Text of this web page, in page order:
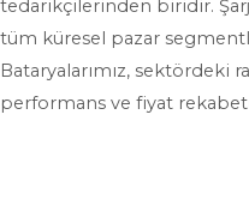
tedarikçilerinden biridir.
tüm küresel pazar
Bataryalarımız, sektördeki
performans ve fiyat